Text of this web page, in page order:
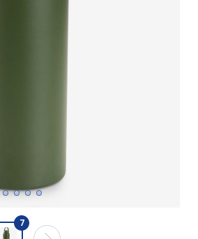
7